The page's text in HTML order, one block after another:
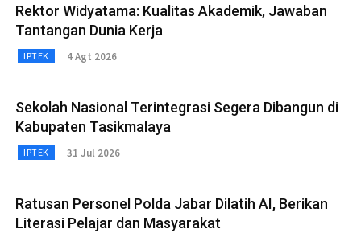
Rektor Widyatama: Kualitas Akademik, Jawaban
Tantangan Dunia Kerja
IPTEK 4 Agt 2026
Sekolah Nasional Terintegrasi Segera Dibangun di
Kabupaten Tasikmalaya
IPTEK 31 Jul 2026
Ratusan Personel Polda Jabar Dilatih AI, Berikan
Literasi Pelajar dan Masyarakat